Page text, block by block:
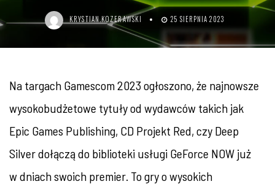
KRYSTIAN.KOZERAWSKI 25 SIERPNIA 2023
Na targach Gamescom 2023ogłoszono, że najnowsze
wysokobudżetowe tytuły od wydawców takich jak
Epic Games Publishing, CD Projekt Red, czy Deep
Silver dołączą do biblioteki usługi GeForce NOW już
w dniach swoich premier. To gry o wysokich